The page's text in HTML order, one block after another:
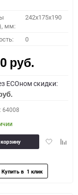
мм:
242x175x190
0
руб.
ECOном скидки:
64008
Добавить